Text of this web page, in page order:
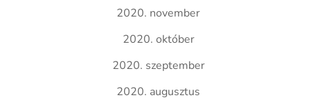
2020. november
2020. október
2020. szeptember
2020. augusztus